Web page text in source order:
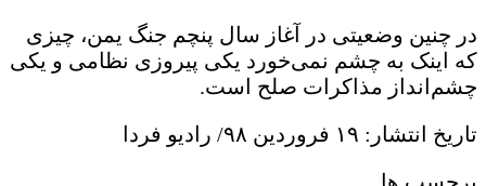
در چنین وضعیتی در آغاز سال پنچم جنگ یمن، چیزی
که اینک به چشم نمی‌خورد یکی پیروزی نظامی و یکی
چشم‌انداز مذاکرات صلح است.
تاریخ انتشار: ۱۹ فروردین ۹۸/ رادیو فردا